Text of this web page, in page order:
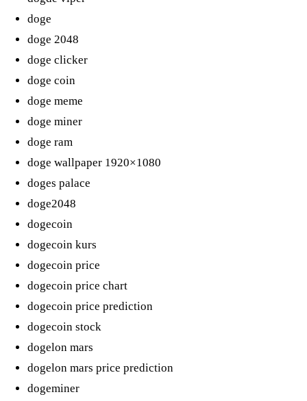
doge
doge 2048
doge clicker
doge coin
doge meme
doge miner
doge ram
doge wallpaper 1920×1080
doges palace
doge2048
dogecoin
dogecoin kurs
dogecoin price
dogecoin price chart
dogecoin price prediction
dogecoin stock
dogelon mars
dogelon mars price prediction
dogeminer